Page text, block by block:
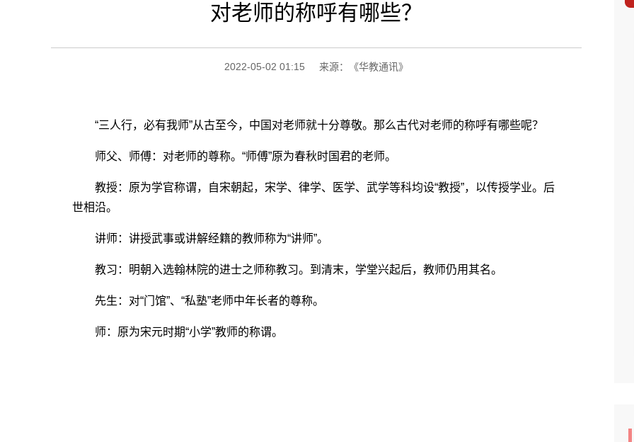
对老师的称呼有哪些？
2022-05-02 01:15 来源：《华教通讯》
“三人行，必有我师”从古至今，中国对老师就十分尊敬。那么古代对老师的称呼有哪些呢？
师父、师傅：对老师的尊称。“师傅”原为春秋时国君的老师。
教授：原为学官称谓，自宋朝起，宋学、律学、医学、武学等科均设“教授”，以传授学业。后
世相沿。
讲师：讲授武事或讲解经籍的教师称为“讲师”。
教习：明朝入选翰林院的进士之师称教习。到清末，学堂兴起后，教师仍用其名。
先生：对“门馆”、“私塾”老师中年长者的尊称。
师：原为宋元时期“小学”教师的称谓。